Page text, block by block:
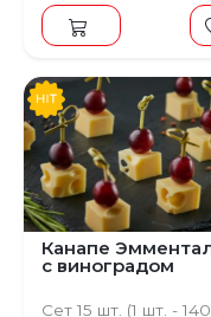
Канапе
с виноградом
Сет 15 шт. (1 шт. -